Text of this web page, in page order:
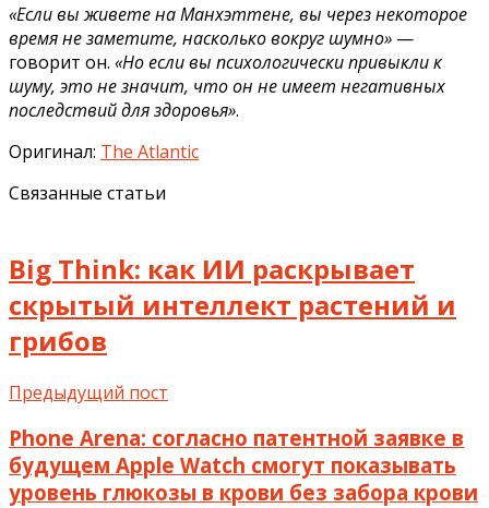
«Если вы живете на Манхэттене, вы через некоторое
время не заметите, насколько вокруг шумно» —
говорит он. «Но если вы психологически привыкли к
шуму, это не значит, что он не имеет негативных
последствий для здоровья».
Оригинал: The Atlantic
Связанные статьи
Big Think: как ИИ раскрывает
скрытый интеллект растений и
грибов
Предыдущий пост
Phone Arena: согласно патентной заявке в
будущем Apple Watch смогут показывать
уровень глюкозы в крови без забора крови